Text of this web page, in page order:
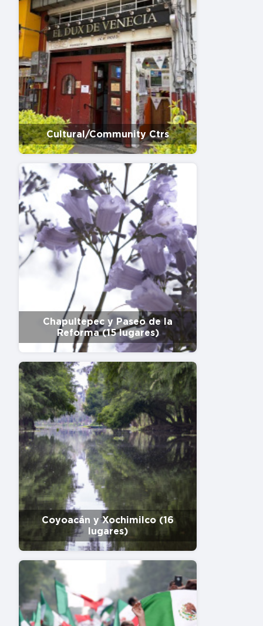
Cultural/Community Ctrs
Chapultepec y Paseo de la
Reforma (15 lugares)
Coyoacán y Xochimilco (16
lugares)